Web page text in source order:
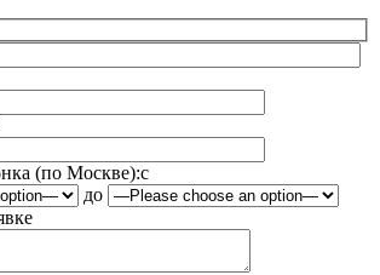
(по Москве):c
до